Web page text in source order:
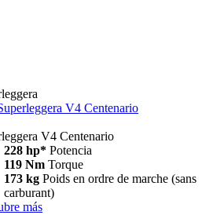
V4 Centenario
V4 Centenario
228 hp* Potencia
119 Nm Torque
173 kg Poids en ordre de marche (sans
carburant)
más